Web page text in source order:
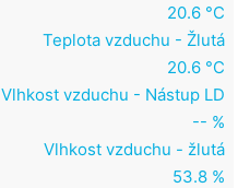
20.6 °C
Teplota vzduchu - Žlutá
20.6 °C
Vlhkost vzduchu - Nástup LD
-- %
Vlhkost vzduchu - žlutá
53.8 %